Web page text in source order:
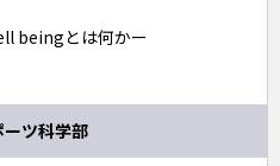
beingとは何かー
ツ科学部